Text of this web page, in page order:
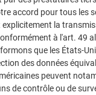
réaliser un
accord pour tous les
la
à l'art. 49
que les États-
des données
peuvent
de contrôle ou de